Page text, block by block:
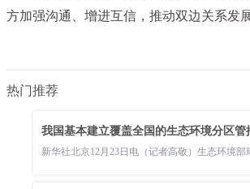
方加强沟通、增进互信，推动双边关系发
热门推荐
我国基本建立覆盖全国的生态环境分区管
新华社北京12月23日电（记者高敬）生态环境